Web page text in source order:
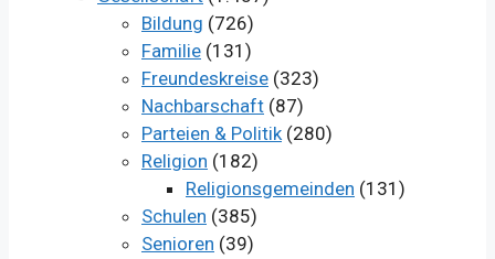
Bildung (726)
Familie (131)
Freundeskreise (323)
Nachbarschaft (87)
Parteien & Politik(280)
Religion (182)
Religionsgemeinden (131)
Schulen (385)
Senioren (39)